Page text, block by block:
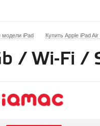
модели iPad Купить Apple iPad
/ Wi-Fi /